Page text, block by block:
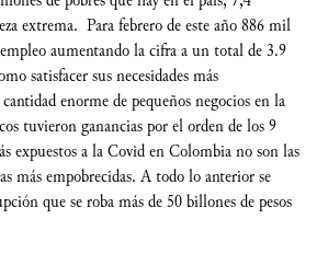
extrema. Para febrero de este año 886 mil
aumentando la cifra a un total de 3.9
satisfacer sus necesidades más
enorme de pequeños negocios en la
tuvieron ganancias por el orden de los 9
expuestos a la Covid en Colombia no son las
más empobrecidas. A todo lo anterior se
que se roba más de 50 billones de pesos